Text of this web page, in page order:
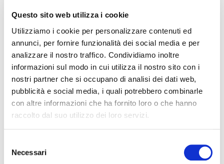
Questo sito web utilizza i cookie
Utilizziamo i cookie per personalizzare contenuti ed
annunci, per fornire funzionalità dei social media e per
analizzare il nostro traffico. Condividiamo inoltre
informazioni sul modo in cui utilizza il nostro sito con i
nostri partner che si occupano di analisi dei dati web,
pubblicità e social media, i quali potrebbero combinarle
con altre informazioni che ha fornito loro o che hanno
raccolto dal suo utilizzo dei loro servizi.
delNecessari
Struttura di riferimento